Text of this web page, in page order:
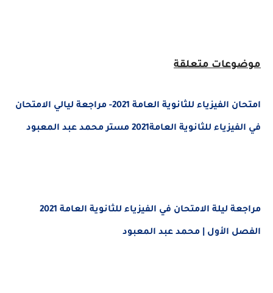
موضوعات متعلقة
امتحان الفيزياء للثانوية العامة 2021- مراجعة ليالي الامتحان
في الفيزياء للثانوية العامة2021 مستر محمد عبد المعبود
مراجعة ليلة الامتحان في الفيزياء للثانوية العامة 2021
الفصل الأول | محمد عبد المعبود